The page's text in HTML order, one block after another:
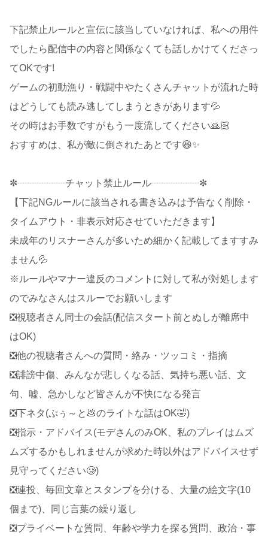
下記禁止ルールと宣伝に該当していなければ、私への用件
でしたら配信中の内容と関係なくても話しかけてくださっ
てOKです!
ゲームの初動漁り・戦闘中やたくさんチャットが流れた時
はどうしても読み逃してしまうときがあります💦
その時はお手数ですがもう一度流してください🙏🏻
おすすめは、私が敵に倒されたあとです😆✨
✼┈┈┈┈┈チャット禁止ルール┈┈┈┈┈✼
【下記NGルールに該当される書き込みは予告なく削除・
タイムアウト・非表示対応させていただきます】
未成年のリスナーさんが多いため細かく記載してますすみ
ません💦
※ルールやマナー違反のコメントに対して私が対処します
のでみなさんはスルーでお願いします
❎視聴者さん同士の会話(配信スタート前とぬしが離席中
はOK)
❎他の視聴者さんへの質問・絡み・ツッコミ・指摘
❎誹謗中傷、みんなが悲しくなる話、気持ち悪い話、文
句、嘘、急かしなど皆さんが不快になる発言
❎下ネタ(ぷぅ～と💩のライトな話はOK🤣)
❎指示・アドバイス(モデさんのみOK、私のプレイはムズ
ムズするかもしれませんが求めた時以外はアドバイスせず
見守ってください🥲)
❎連投、毎回文章とスタンプを分ける、大量の絵文字(10
個まで)、同じ言葉の繰り返し
❎プライベートな質問、年齢や学力を探る質問、政治・事